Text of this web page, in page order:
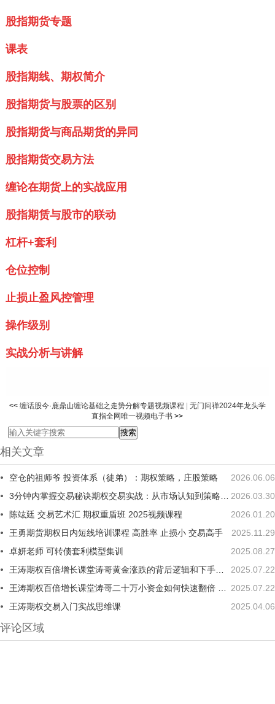
股指期货专题
课表
股指期线、期权简介
股指期货与股票的区别
股指期货与商品期货的异同
股指期货交易方法
缠论在期货上的实战应用
股指期赁与股市的联动
杠杆+套利
仓位控制
止损止盈风控管理
操作级别
实战分析与讲解
<< 缠话股今·鹿鼎山缠论基础之走势分解专题视频课程 | 无门问禅2024年龙头学
直指全网唯一视频电子书 >>
相关文章
2026.06.06
空仓的祖师爷 投资体系（徒弟）：期权策略，庄股策略
2026.03.30
3分钟内掌握交易秘诀期权交易实战：从市场认知到策略执行全攻略
2026.01.20
陈竑廷 交易艺术汇 期权重盾班 2025视频课程
2025.11.29
王勇期货期权日内短线培训课程 高胜率 止损小 交易高手
2025.08.27
卓妍老师 可转债套利模型集训
2025.07.22
王涛期权百倍增长课堂涛哥黄金涨跌的背后逻辑和下手时机 1视频
2025.07.22
王涛期权百倍增长课堂涛哥二十万小资金如何快速翻倍 1视频
2025.04.06
王涛期权交易入门实战思维课
评论区域